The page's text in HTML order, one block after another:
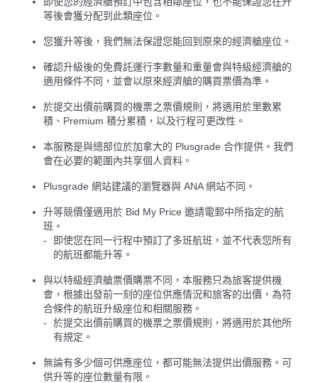
等後會獲分配到此類座位。
您獲升等後，我們無法保證您能回到原來的經濟艙座位。
確認升級後的免費託運行李數量和重量會與特級經濟艙的
適用條件不同，並會以原來經濟艙的購買票價為準。
於提交出價前購買的機票之票價規則，將適用於里數累
積、Premium 積分累積，以及行程可更改性。
本服務是與總部位於加拿大的 Plusgrade 合作提供。我們
會在必要的範圍內共享個人資料。
Plusgrade 網站建議的瀏覽器與 ANA 網站不同。
升等競價僅適用於 Bid My Price 邀請電郵中所指定的航
班。
即使您在同一行程中預訂了多班航班，並不代表您所有
的航班都能升等。
與以特級經濟艙票價購票不同，本服務只為旅客提供機
會，根據出發前一刻的座位供應情況和旅客的出價，為符
合條件的航班升級座位和相關服務。
於提交出價前購買的機票之票價規則，將適用於其他所
有規定。
無論有多少個可供應座位，都可能無法提供出價服務。可
供升等的座位數量有限。